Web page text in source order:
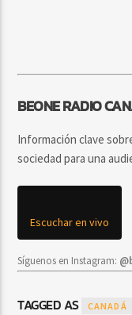
BEONE RADIO
Información clave
sociedad para una
Escuchar en vivo
Síguenos en Instagram:
TAGGED AS CANADÁ